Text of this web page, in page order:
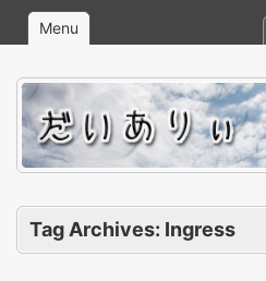
Menu
Tag Archives: Ingress